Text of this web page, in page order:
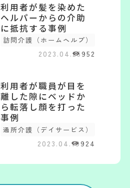
利用者が髪を染めた
ヘルパーからの介助
に抵抗する事例
訪問介護（ホームヘルプ）
2023.04.25952
利用者が職員が目を
離した隙にベッドか
ら転落し顔を打った
事例
通所介護（デイサービス）
2023.04.19924